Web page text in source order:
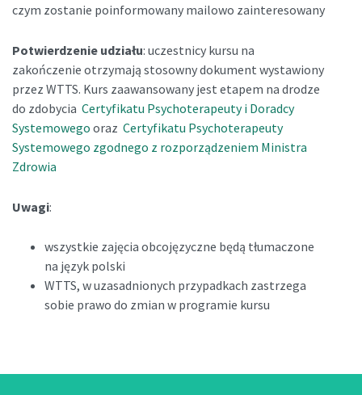
czym zostanie poinformowany mailowo zainteresowany
Potwierdzenie udziału: uczestnicy kursu na
zakończenie otrzymają stosowny dokument wystawiony
przez WTTS. Kurs zaawansowany jest etapem na drodze
do zdobycia Certyfikatu Psychoterapeuty i Doradcy
Systemowego oraz Certyfikatu Psychoterapeuty
Systemowego zgodnego z rozporządzeniem Ministra
Zdrowia
Uwagi:
wszystkie zajęcia obcojęzyczne będą tłumaczone
na język polski
WTTS, w uzasadnionych przypadkach zastrzega
sobie prawo do zmian w programie kursu